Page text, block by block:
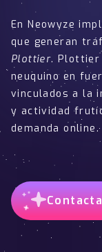
En Neowyze
que generan
Plottier. Plottier
neuquino en
vinculados a la
y actividad
demanda online.